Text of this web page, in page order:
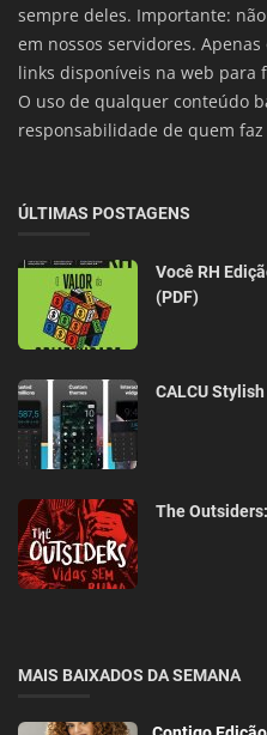
sempre deles. Importante:
em nossos servidores.
links disponíveis na web para
O uso de qualquer conteúdo
responsabilidade de quem
ÚLTIMAS POSTAGENS
Você RH
(PDF)
CALCU
The
MAIS BAIXADOS DA SEMANA